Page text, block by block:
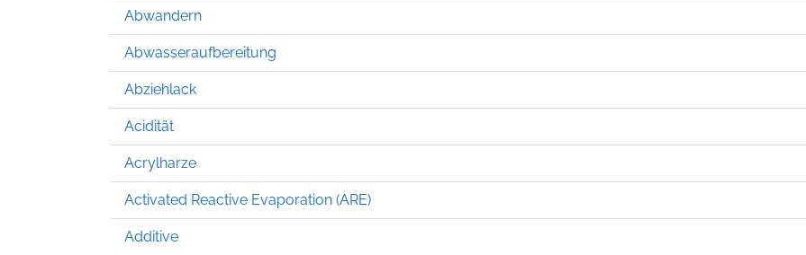
Abwandern
Abwasseraufbereitung
Abziehlack
Acidität
Acrylharze
Activated Reactive Evaporation (ARE)
Additive